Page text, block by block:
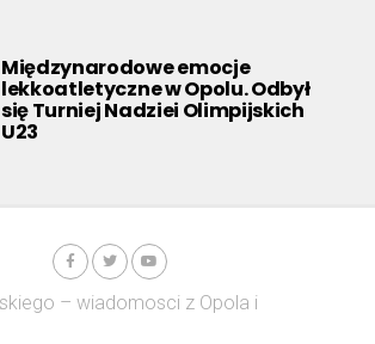
Międzynarodowe emocje
lekkoatletyczne w Opolu. Odbył
się Turniej Nadziei Olimpijskich
U23